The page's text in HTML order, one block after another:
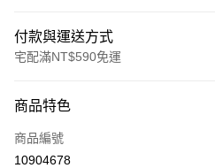
付款與運送方式
宅配滿NT$590免運
POYA支付
信用卡一次付款
商品特色
商品編號
10904678